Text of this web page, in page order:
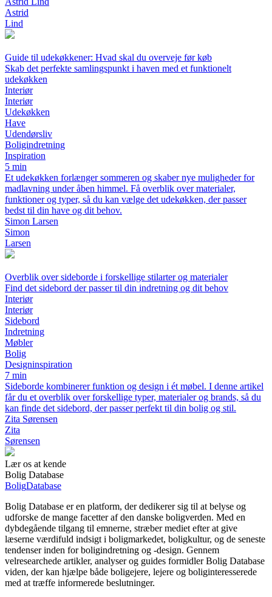
Astrid
Lind
Guide til udekøkkener: Hvad skal du overveje før køb
Skab det perfekte samlingspunkt i haven med et funktionelt
udekøkken
Interiør
Interiør
Udekøkken
Have
Udendørsliv
Boligindretning
Inspiration
5 min
Et udekøkken forlænger sommeren og skaber nye muligheder for
madlavning under åben himmel. Få overblik over materialer,
funktioner og typer, så du kan vælge det udekøkken, der passer
bedst til din have og dit behov.
Simon Larsen
Simon
Larsen
Overblik over sideborde i forskellige stilarter og materialer
Find det sidebord der passer til din indretning og dit behov
Interiør
Interiør
Sidebord
Indretning
Møbler
Bolig
Designinspiration
7 min
Sideborde kombinerer funktion og design i ét møbel. I denne artikel
får du et overblik over forskellige typer, materialer og brands, så du
kan finde det sidebord, der passer perfekt til din bolig og stil.
Zita Sørensen
Zita
Sørensen
Lær os at kende
Bolig Database
BoligDatabase
Bolig Database er en platform, der dedikerer sig til at belyse og
udforske de mange facetter af den danske boligverden. Med en
dybdegående tilgang til emnerne, stræber mediet efter at give
læserne værdifuld indsigt i boligmarkedet, boligkultur, og de seneste
tendenser inden for boligindretning og -design. Gennem
velresearchede artikler, analyser og guides formidler Bolig Database
viden, der kan hjælpe både boligejere, lejere og boliginteresserede
med at træffe informerede beslutninger.